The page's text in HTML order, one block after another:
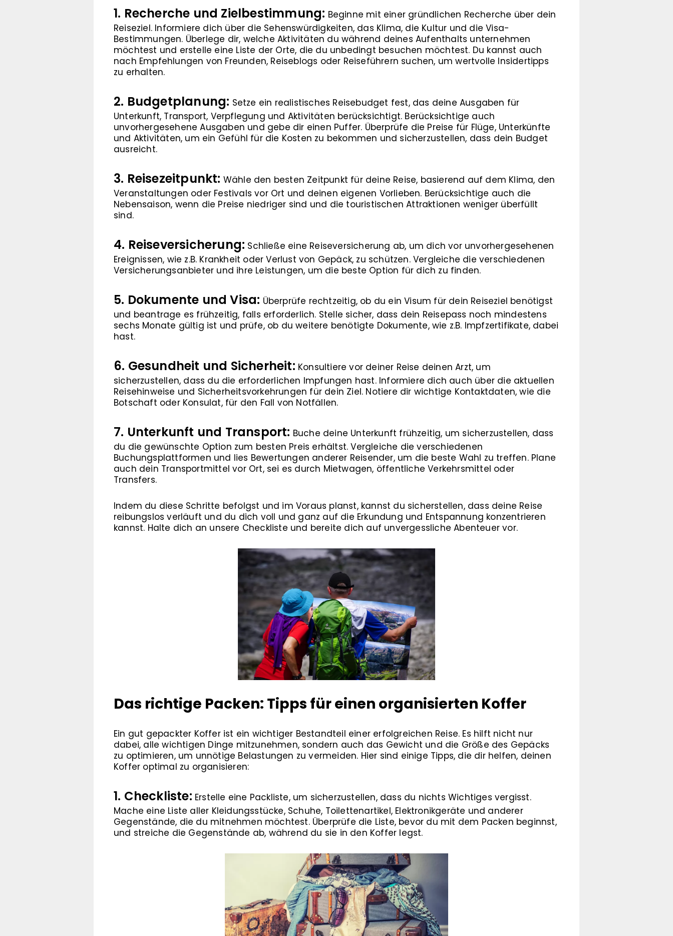
1. Recherche und Zielbestimmung: Beginne mit einer gründlichen Recherche über dein
Reiseziel. Informiere dich über die Sehenswürdigkeiten, das Klima, die Kultur und die Visa-
Bestimmungen. Überlege dir, welche Aktivitäten du während deines Aufenthalts unternehmen
möchtest und erstelle eine Liste der Orte, die du unbedingt besuchen möchtest. Du kannst auch
nach Empfehlungen von Freunden, Reiseblogs oder Reiseführern suchen, um wertvolle Insidertipps
zu erhalten.
2. Budgetplanung: Setze ein realistisches Reisebudget fest, das deine Ausgaben für
Unterkunft, Transport, Verpflegung und Aktivitäten berücksichtigt. Berücksichtige auch
unvorhergesehene Ausgaben und gebe dir einen Puffer. Überprüfe die Preise für Flüge, Unterkünfte
und Aktivitäten, um ein Gefühl für die Kosten zu bekommen und sicherzustellen, dass dein Budget
ausreicht.
3. Reisezeitpunkt: Wähle den besten Zeitpunkt für deine Reise, basierend auf dem Klima, den
Veranstaltungen oder Festivals vor Ort und deinen eigenen Vorlieben. Berücksichtige auch die
Nebensaison, wenn die Preise niedriger sind und die touristischen Attraktionen weniger überfüllt
sind.
4. Reiseversicherung: Schließe eine Reiseversicherung ab, um dich vor unvorhergesehenen
Ereignissen, wie z.B. Krankheit oder Verlust von Gepäck, zu schützen. Vergleiche die verschiedenen
Versicherungsanbieter und ihre Leistungen, um die beste Option für dich zu finden.
5. Dokumente und Visa: Überprüfe rechtzeitig, ob du ein Visum für dein Reiseziel benötigst
und beantrage es frühzeitig, falls erforderlich. Stelle sicher, dass dein Reisepass noch mindestens
sechs Monate gültig ist und prüfe, ob du weitere benötigte Dokumente, wie z.B. Impfzertifikate, dabei
hast.
6. Gesundheit und Sicherheit: Konsultiere vor deiner Reise deinen Arzt, um
sicherzustellen, dass du die erforderlichen Impfungen hast. Informiere dich auch über die aktuellen
Reisehinweise und Sicherheitsvorkehrungen für dein Ziel. Notiere dir wichtige Kontaktdaten, wie die
Botschaft oder Konsulat, für den Fall von Notfällen.
7. Unterkunft und Transport: Buche deine Unterkunft frühzeitig, um sicherzustellen, dass
du die gewünschte Option zum besten Preis erhältst. Vergleiche die verschiedenen
Buchungsplattformen und lies Bewertungen anderer Reisender, um die beste Wahl zu treffen. Plane
auch dein Transportmittel vor Ort, sei es durch Mietwagen, öffentliche Verkehrsmittel oder
Transfers.
Indem du diese Schritte befolgst und im Voraus planst, kannst du sicherstellen, dass deine Reise
reibungslos verläuft und du dich voll und ganz auf die Erkundung und Entspannung konzentrieren
kannst. Halte dich an unsere Checkliste und bereite dich auf unvergessliche Abenteuer vor.
Das richtige Packen: Tipps für einen organisierten Koffer
Ein gut gepackter Koffer ist ein wichtiger Bestandteil einer erfolgreichen Reise. Es hilft nicht nur
dabei, alle wichtigen Dinge mitzunehmen, sondern auch das Gewicht und die Größe des Gepäcks
zu optimieren, um unnötige Belastungen zu vermeiden. Hier sind einige Tipps, die dir helfen, deinen
Koffer optimal zu organisieren:
1. Checkliste: Erstelle eine Packliste, um sicherzustellen, dass du nichts Wichtiges vergisst.
Mache eine Liste aller Kleidungsstücke, Schuhe, Toilettenartikel, Elektronikgeräte und anderer
Gegenstände, die du mitnehmen möchtest. Überprüfe die Liste, bevor du mit dem Packen beginnst,
und streiche die Gegenstände ab, während du sie in den Koffer legst.